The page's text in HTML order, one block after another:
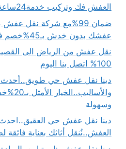
العفش فك وتركيب خدمة24ساعة
ضمان 99%مع شركة نقل
عفشك بدون خدش بـ45%خصم فوري
100% اتصل بنا اليوم
دينا نقل عفش حي طويق..أحدث
وسهولة
دينا نقل عفش حي
العفش..نُنقل أثاثك بعناية